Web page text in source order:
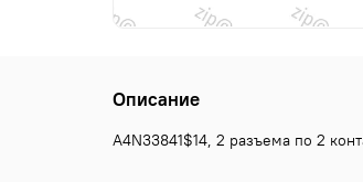
Описание
A4N33841$14, 2 разъема по 2